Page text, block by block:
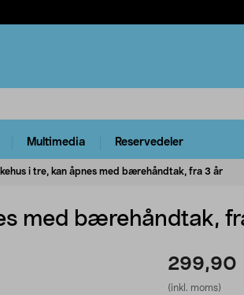
Multimedia Reservedeler
i tre, kan åpnes med bærehåndtak, fra 3 år
med bærehåndtak,
299,90
(inkl. moms)